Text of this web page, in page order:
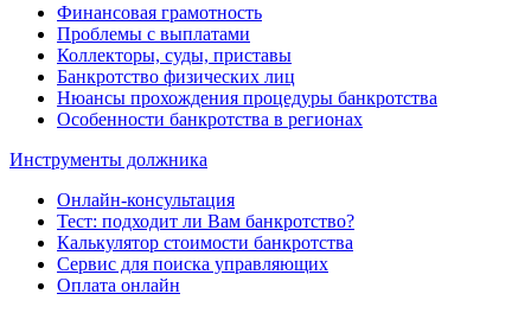
Финансовая грамотность
Проблемы с выплатами
Коллекторы, суды, приставы
Банкротство физических лиц
Нюансы прохождения процедуры банкротства
Особенности банкротства в регионах
Инструменты должника
Онлайн-консультация
Тест: подходит ли Вам банкротство?
Калькулятор стоимости банкротства
Сервис для поиска управляющих
Оплата онлайн